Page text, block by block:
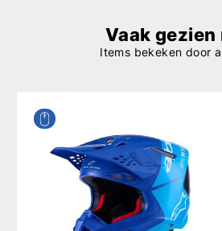
Vaak gezien
Items bekeken door